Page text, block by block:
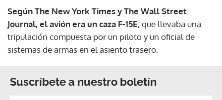
Según The New York Times y The Wall Street
Journal, el avión era un caza F-15E, que llevaba una
tripulación compuesta por un piloto y un oficial de
sistemas de armas en el asiento trasero.
Suscríbete a nuestro boletín